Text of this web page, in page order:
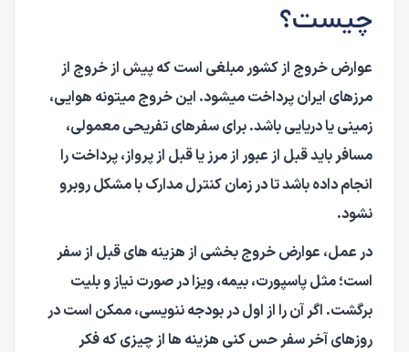
چیست؟
عوارض خروج از کشور مبلغی است که پیش از خروج از
مرزهای ایران پرداخت میشود. این خروج میتونه هوایی،
زمینی یا دریایی باشد. برای سفرهای تفریحی معمولی،
مسافر باید قبل از عبور از مرز یا قبل از پرواز، پرداخت را
انجام داده باشد تا در زمان کنترل مدارک با مشکل روبرو
نشود.
در عمل، عوارض خروج بخشی از هزینه های قبل از سفر
است؛ مثل پاسپورت، بیمه، ویزا در صورت نیاز و بلیت
برگشت. اگر آن را از اول در بودجه ننویسی، ممکن است در
روزهای آخر سفر حس کنی هزینه ها از چیزی که فکر